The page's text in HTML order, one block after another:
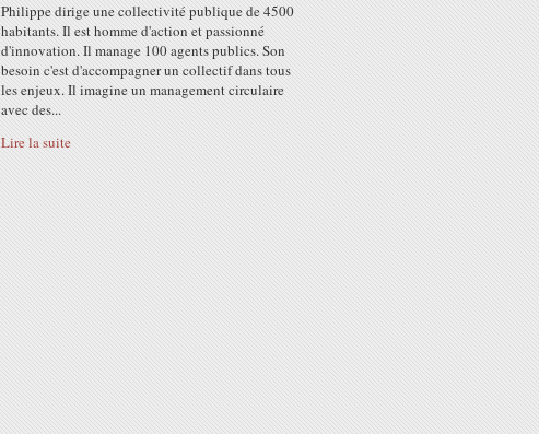
Philippe dirige une collectivité publique de 4500
habitants. Il est homme d'action et passionné
d'innovation. Il manage 100 agents publics. Son
besoin c'est d'accompagner un collectif dans tous
les enjeux. Il imagine un management circulaire
avec des...
Lire la suite